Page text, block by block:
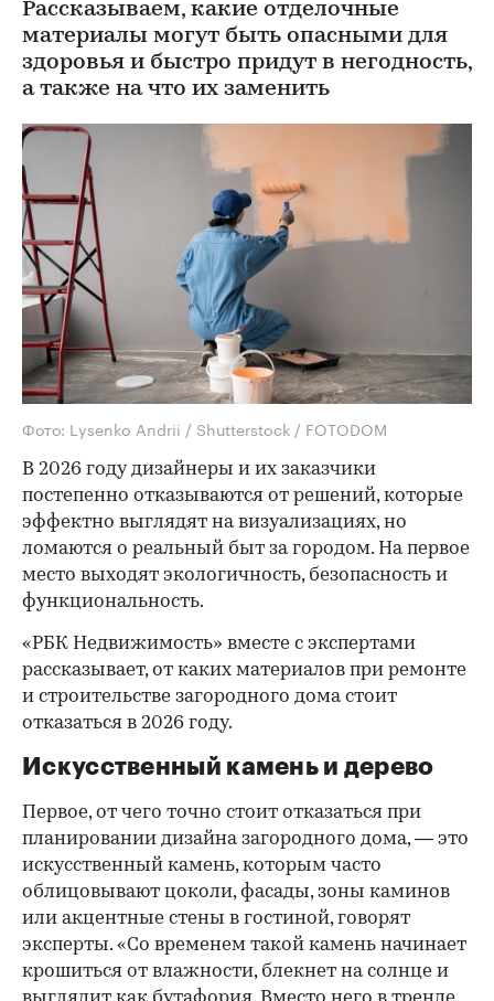
Рассказываем, какие отделочные
материалы могут быть опасными для
здоровья и быстро придут в негодность,
а также на что их заменить
Фото: Lysenko Andrii / Shutterstock / FOTODOM
В 2026 году дизайнеры и их заказчики
постепенно отказываются от решений, которые
эффектно выглядят на визуализациях, но
ломаются о реальный быт за городом. На первое
место выходят экологичность, безопасность и
функциональность.
«РБК Недвижимость» вместе с экспертами
рассказывает, от каких материалов при ремонте
и строительстве загородного дома стоит
отказаться в 2026 году.
Искусственный камень и дерево
Первое, от чего точно стоит отказаться при
планировании дизайна загородного дома, — это
искусственный камень, которым часто
облицовывают цоколи, фасады, зоны каминов
или акцентные стены в гостиной, говорят
эксперты. «Со временем такой камень начинает
крошиться от влажности, блекнет на солнце и